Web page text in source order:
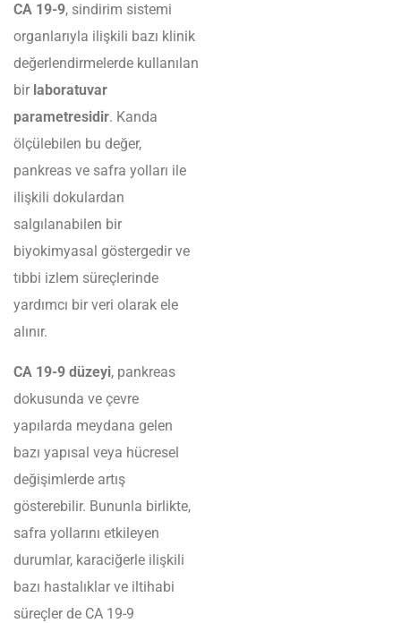
CA 19-9, sindirim sistemi
organlarıyla ilişkili bazı klinik
değerlendirmelerde kullanılan
bir laboratuvar
parametresidir. Kanda
ölçülebilen bu değer,
pankreas ve safra yolları ile
ilişkili dokulardan
salgılanabilen bir
biyokimyasal göstergedir ve
tıbbi izlem süreçlerinde
yardımcı bir veri olarak ele
alınır.
CA 19-9 düzeyi, pankreas
dokusunda ve çevre
yapılarda meydana gelen
bazı yapısal veya hücresel
değişimlerde artış
gösterebilir. Bununla birlikte,
safra yollarını etkileyen
durumlar, karaciğerle ilişkili
bazı hastalıklar ve iltihabi
süreçler de CA 19-9